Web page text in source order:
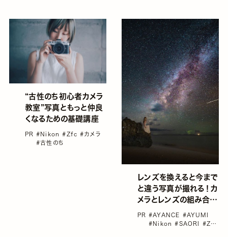
“古性のち初心者カメラ
教室”写真ともっと仲良
くなるための基礎講座
PR #Nikon#Zfc#カメラ
#古性のち
レンズを換えると今まで
と違う写真が撮れる！カ
メラとレンズの組み合わ
せで楽しむ表現の世界
PR #AYANCE #AYUMI
#Nikon#SAORI #Z5